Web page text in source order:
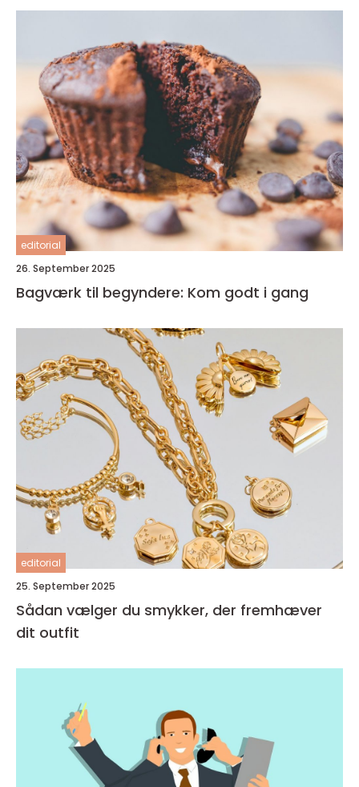
editorial
26. September 2025
Bagværk til begyndere: Kom godt i gang
editorial
25. September 2025
Sådan vælger du smykker, der fremhæver
dit outfit